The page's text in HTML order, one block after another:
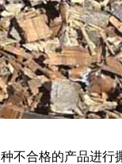
合格的产品进行